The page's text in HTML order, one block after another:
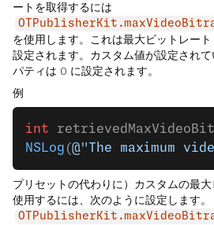
ートを取得するには
を使用します。これは最大ビットレー
設定されます。カスタム値が設定され
パティは 0 に設定されます。
例
int
NSLog (@"The maximum
プリセットの代わりに）カスタムの最
使用するには、次のように設定します。